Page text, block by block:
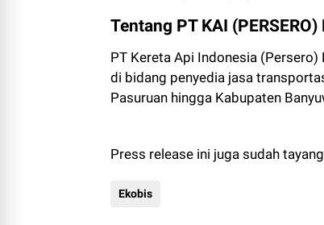
Tentang PT KAI (PERSERO)
PT Kereta Api Indonesia
di bidang penyedia jasa
Pasuruan hingga Kabupaten
Press release ini juga sudah
Ekobis